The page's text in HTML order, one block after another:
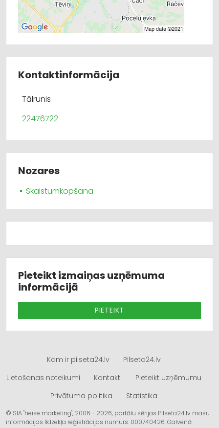
Kontaktinformācija
Tālrunis
22476722
Nozares
Skaistumkopšana
Pieteikt izmaiņas uzņēmuma
informācijā
PIETEIKT
Kam ir pilseta24.lv
Pilseta24.lv
Lietošanas noteikumi
Kontakti
Pieteikt uzņēmumu
Privātuma politika
Statistika
© SIA "heise marketing", 2006 - 2026, portālu sērijas Pilseta24.lv masu
informācijas līdzekļa reģistrācijas numurs: 000740426. Galvenā